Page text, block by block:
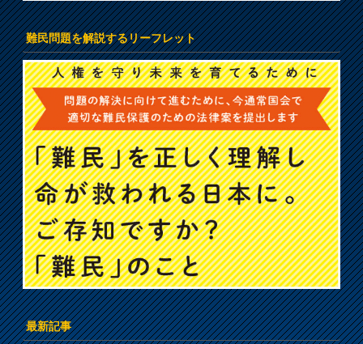
難民問題を解説するリーフレット
最新記事